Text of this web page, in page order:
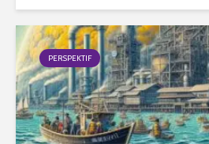
PERSPEKTIF